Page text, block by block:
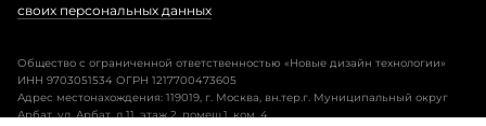
своих персональных данных
Общество с ограниченной ответственностью «Новые дизайн технологии»
ИНН 9703051534 ОГРН 1217700473605
Адрес местонахождения: 119019, г. Москва, вн.тер.г. Муниципальный округ
Арбат, ул. Арбат, д.11, этаж 2, помещ.1, ком. 4.